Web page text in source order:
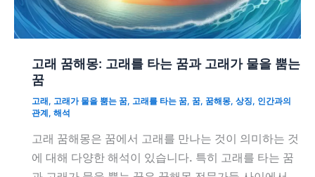
고래 꿈해몽: 고래를 타는 꿈과 고래가 물을 뿜는
꿈
고래 , 고래가 물을 뿜는 꿈, 고래를 타는 꿈, 꿈, 꿈해몽, 상징, 인간과의
관계 , 해석
고래 꿈해몽은 꿈에서 고래를 만나는 것이 의미하는 것
에 대해 다양한 해석이 있습니다. 특히 고래를 타는 꿈